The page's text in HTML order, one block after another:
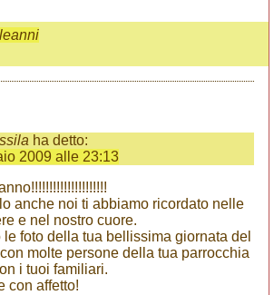
ha detto:
2009 alle 23:13
anche noi ti abbiamo ricordato nelle
e nel nostro cuore.
foto della tua bellissima giornata del
molte persone della tua parrocchia
i tuoi familiari.
con affetto!